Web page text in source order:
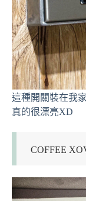
這種開關裝在我
真的很漂亮XD
COFFEE